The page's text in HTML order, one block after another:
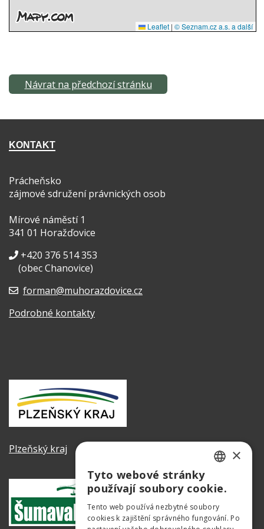
Návrat na předchozí stránku
KONTAKT
Prácheňsko
zájmové sdružení právnických osob
Mírové náměstí 1
341 01 Horažďovice
+420 376 514 353
(obec Chanovice)
forman@muhorazdovice.cz
Podrobné kontakty
Plzeňský kraj
ENGLISH
×
Tyto webové stránky
používají soubory cookie.
Tento web používá nezbytné soubory
cookies k zajištění správného fungování. Po